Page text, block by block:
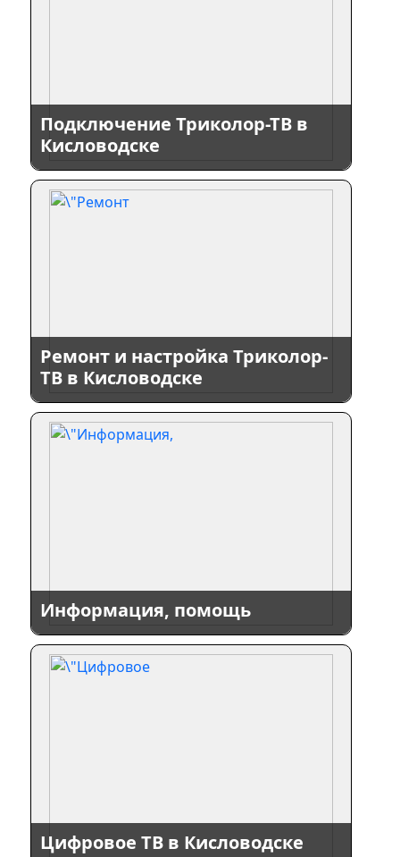
Подключение Триколор-ТВ в
Кисловодске
Ремонт и настройка Триколор-
ТВ в Кисловодске
Информация, помощь
Цифровое ТВ в Кисловодске